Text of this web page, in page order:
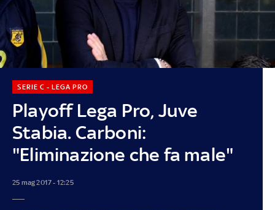
Playoff Lega Pro, Juve
Stabia. Carboni:
"Eliminazione che fa male"
SERIE C - LEGA PRO
25 mag 2017 - 12:25